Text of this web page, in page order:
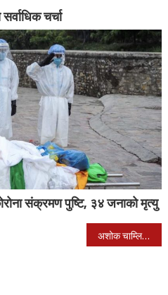
चर्चा
संक्रमण पुष्टि, ३४ जनाको मृत्यु
अशोक चाम्लिङ राइको नयाँ गीत “मनकी सिम्मा” सार्वजनिक(भिडियो सहित)